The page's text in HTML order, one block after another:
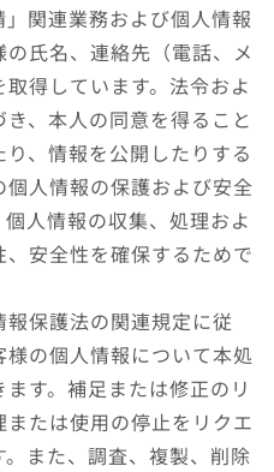
関連業務および個人情報
氏名、連絡先（電話、メ
得しています。法令およ
、本人の同意を得ること
、情報を公開したりする
人情報の保護および安全
人情報の収集、処理およ
安全性を確保するためで
保護法の関連規定に従
の個人情報について本処
す。補足または修正のリ
たは使用の停止をリクエ
また、調査、複製、削除